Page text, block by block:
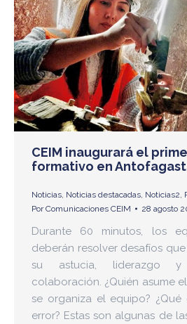
CEIM inaugurará el
formativo en
Noticias, Noticias destacadas, Noticias2,
PorComunicaciones CEIM 28 agosto
Durante 60 minutos, los
deberán resolver desafíos
su astucia, liderazgo
colaboración. ¿Quién asume
se organiza el equipo?
error? Estas son algunas de